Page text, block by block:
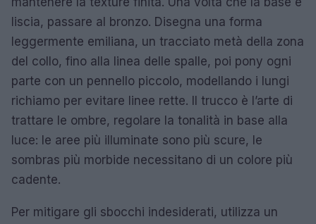
liscia, passare al bronzo. Disegna una forma
leggermente emiliana, un tracciato metà della zona
del collo, fino alla linea delle spalle, poi pony ogni
parte con un pennello piccolo, modellando i lungi
richiamo per evitare linee rette. Il trucco è l’arte di
trattare le ombre, regolare la tonalità in base alla
luce: le aree più illuminate sono più scure, le
sombras più morbide necessitano di un colore più
cadente.
Per mitigare gli sbocchi indesiderati, utilizza un